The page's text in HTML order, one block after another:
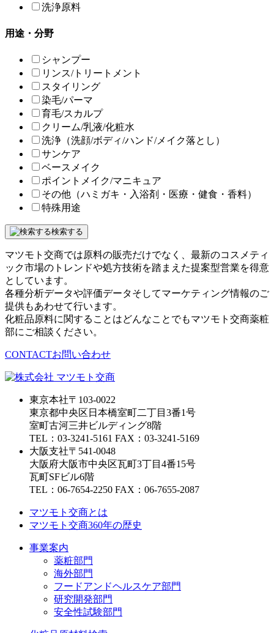
洗浄原料
用途・分野
シャンプー
リンス/トリートメント
スタイリング
染毛/パーマ
育毛/スカルプ
クリーム/乳液/化粧水
洗浄（洗顔/ボディ/ハンド/メイク落とし）
サンケア
ベースメイク
ポイントメイク/マニキュア
その他（ハミガキ・入浴剤・医療・健食・香料）
特殊用途
検索する
マツモト交商では原料の販売だけでなく、最新のコスメティ
ック市場のトレンドや処方技術を踏まえた提案型営業を得意
としています。
各種分析データや評価データそしてマーケティング情報のご
提供もあわせて行います。
化粧品原料に関することはどんなことでもマツモト交商薬粧
部にご相談ください。
CONTACTお問い合わせ
東京本社〒103-0022
東京都中央区日本橋室町二丁目3番1号
室町古河三井ビルディング8階
TEL：03-3241-5161 FAX：03-3241-5169
大阪支社〒541-0048
大阪府大阪市中央区瓦町3丁目4番15号
瓦町SFビル6階
TEL：06-7654-2250 FAX：06-7655-2087
マツモト交商とは
マツモト交商360年の歴史
事業案内
薬粧部門
海外部門
フードアンドヘルスケア部門
研究開発部門
安全性試験部門